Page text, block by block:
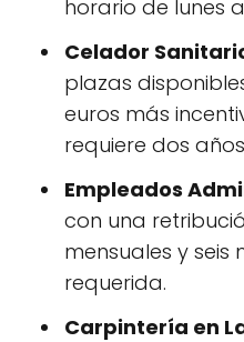
horario de lunes
Celador
plazas
euros más
requiere dos
Empleados
con una
mensuales y seis
requerida.
Carpintería en